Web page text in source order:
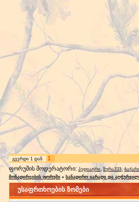
გვერდი 1 დან
1
ფორუმის მოდერატორი: პედიატრი, ზურა333,
მონადირეების ფორუმი » სანადირო იარაღი და
უსაფრთხოების ზომები